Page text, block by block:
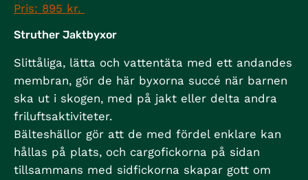
Pris: 895 kr.
Struther Jaktbyxor
Slittåliga, lätta och vattentäta med ett andandes
membran, gör de här byxorna succé när barnen
ska ut i skogen, med på jakt eller delta andra
friluftsaktiviteter.
Bälteshällor gör att de med fördel enklare kan
hållas på plats, och cargofickorna på sidan
tillsammans med sidfickorna skapar gott om